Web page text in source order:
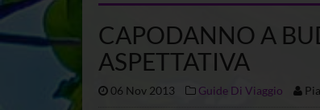
CAPODANNO A
ASPETTATIVA
06 Nov 2013 Guide Di Viaggio